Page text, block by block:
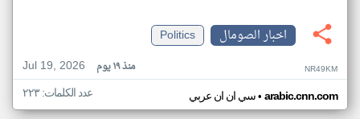
اخبار الصومال
Politics
Jul 19, 2026
منذ ١٩ يوم NR49KM
سي ان ان عربي• arabic.cnn.com عدد الكلمات: ٢٢٣